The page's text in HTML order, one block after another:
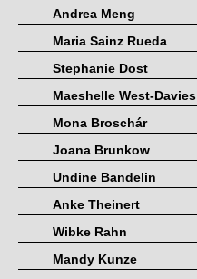
Andrea Meng
Maria Sainz Rueda
Stephanie Dost
Maeshelle West-Davies
Mona Broschár
Joana Brunkow
Undine Bandelin
Anke Theinert
Wibke Rahn
Mandy Kunze